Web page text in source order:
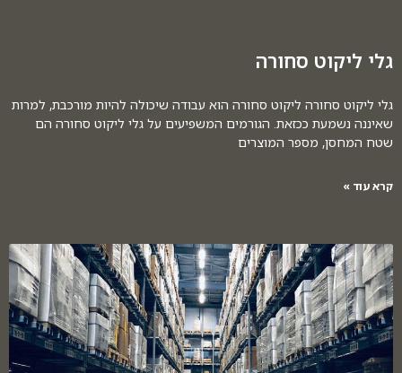
גלי ליקוט סחורה
גלי ליקוט סחורה ליקוט סחורה הוא עבודה שיכולה להיות מורכבת, למרות
שאיננה נשמעת ככזאת. הגורמים המשפיעים על גלי ליקוט סחורה הם
שטח המחסן, מספר המוצרים
קרא עוד »